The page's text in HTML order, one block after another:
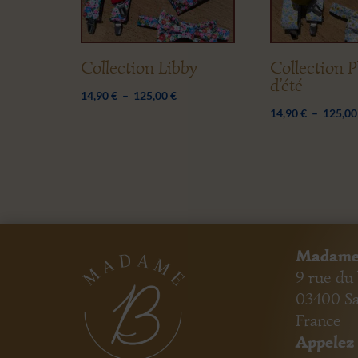
Collection Libby
14,90€ – 125,00€Plage
Collection
d’été
14,90€ – 125,00
9 rue du
03400
France